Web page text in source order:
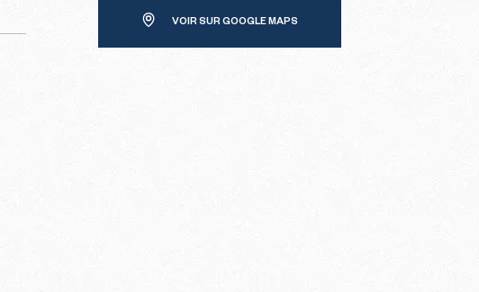
VOIR SUR GOOGLE MAPS